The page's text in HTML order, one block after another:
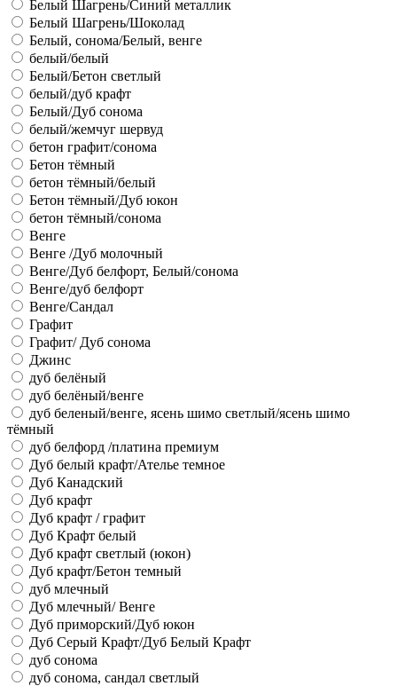
Белый Шагрень/Синий металлик
Белый Шагрень/Шоколад
Белый, сонома/Белый, венге
белый/белый
Белый/Бетон светлый
белый/дуб крафт
Белый/Дуб сонома
белый/жемчуг шервуд
бетон графит/сонома
Бетон тёмный
бетон тёмный/белый
Бетон тёмный/Дуб юкон
бетон тёмный/сонома
Венге
Венге /Дуб молочный
Венге/Дуб белфорт, Белый/сонома
Венге/дуб белфорт
Венге/Сандал
Графит
Графит/ Дуб сонома
Джинс
дуб белёный
дуб белёный/венге
дуб беленый/венге, ясень шимо светлый/ясень шимо
тёмный
дуб белфорд /платина премиум
Дуб белый крафт/Ателье темное
Дуб Канадский
Дуб крафт
Дуб крафт / графит
Дуб Крафт белый
Дуб крафт светлый (юкон)
Дуб крафт/Бетон темный
дуб млечный
Дуб млечный/ Венге
Дуб приморский/Дуб юкон
Дуб Серый Крафт/Дуб Белый Крафт
дуб сонома
дуб сонома, сандал светлый